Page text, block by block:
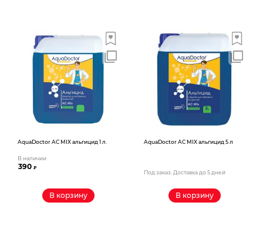
AquaDoctor AС MIX альгицид 1 л.
В наличии
390₽
В корзину
AquaDoctor AС MIX альгицид 5 л
Под заказ. Доставка до 5 дней
В корзину